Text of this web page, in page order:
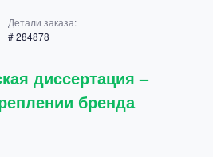
Детали заказа:
# 284878
диссертация –
бренда